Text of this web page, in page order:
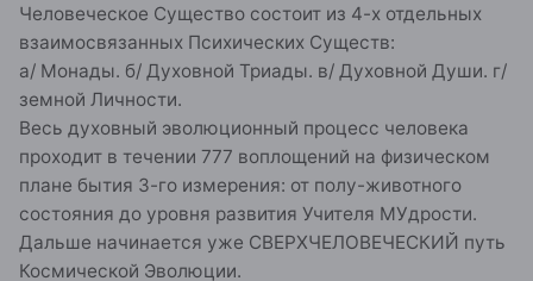
Человеческое Существо состоит из 4-х отдельных
взаимосвязанных Психических Существ:
а/ Монады. б/ Духовной Триады. в/ Духовной Души. г/
земной Личности.
Весь духовный эволюционный процесс человека
проходит в течении 777 воплощений на физическом
плане бытия 3-го измерения: от полу-животного
состояния до уровня развития Учителя МУдрости.
Дальше начинается уже СВЕРХЧЕЛОВЕЧЕСКИЙ путь
Космической Эволюции.